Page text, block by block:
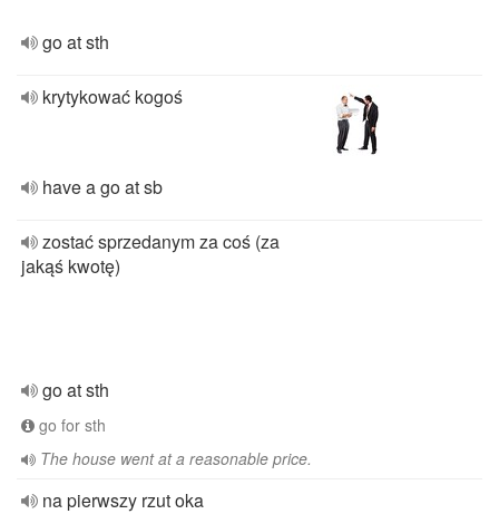
go at sth
krytykować kogoś
have a go at sb
zostać sprzedanym za coś (za
jakąś kwotę)
go at sth
go for sth
The house went at a reasonable price.
na pierwszy rzut oka